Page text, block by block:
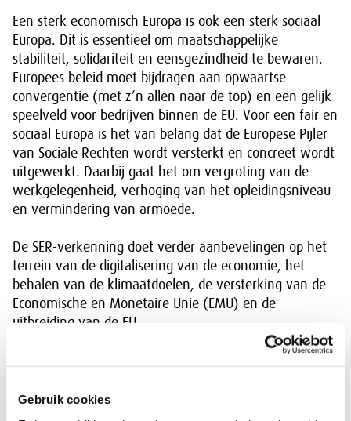
Gebruik cookies
Een sterk economisch Europa is ook een sterk sociaal
Europa. Dit is essentieel om maatschappelijke
stabiliteit, solidariteit en eensgezindheid te bewaren.
Europees beleid moet bijdragen aan opwaartse
convergentie (met z’n allen naar de top) en een gelijk
speelveld voor bedrijven binnen de EU. Voor een fair en
sociaal Europa is het van belang dat de Europese Pijler
van Sociale Rechten wordt versterkt en concreet wordt
uitgewerkt. Daarbij gaat het om vergroting van de
werkgelegenheid, verhoging van het opleidingsniveau
en vermindering van armoede.
De SER-verkenning doet verder aanbevelingen op het
terrein van de digitalisering van de economie, het
behalen van de klimaatdoelen, de versterking van de
Economische en Monetaire Unie (EMU) en de
uitbreiding van de EU.
Europees beleid is Nederlands beleid
Om de Europese beleidsagenda 2024–2029